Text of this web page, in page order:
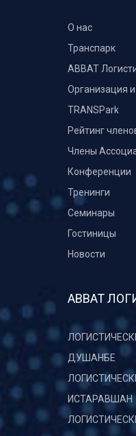
О нас
Транспарк
ABBAT
Организация
TRANSPark
Рейтинг
Члены
Конференции
Тренинги
Семинары
Гостиницы
Новости
АВВАТ
ДУШАНБЕ
ИСТАРАВШАН